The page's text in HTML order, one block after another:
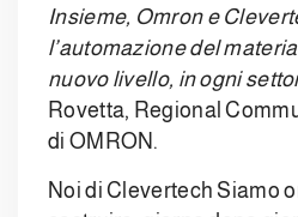
Insieme, Omron e
l’automazione del
nuovo livello, in ogni
Rovetta, Regional
di OMRON.
Noi di Clevertech Siamo